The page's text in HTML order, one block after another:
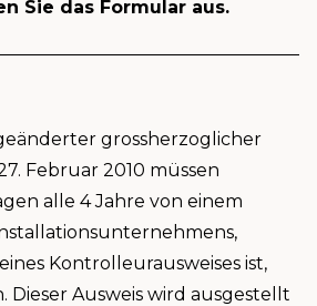
Sie das Formular aus.
grossherzoglicher
Februar 2010 müssen
alle 4 Jahre von einem
Kontrolleurausweises ist,
Ausweis wird ausgestellt